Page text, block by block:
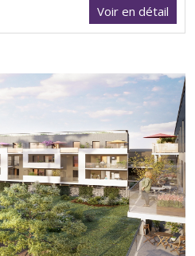
Voir en détail